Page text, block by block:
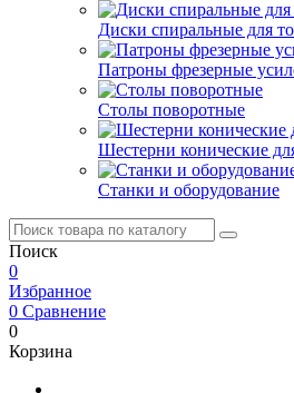
Диски спиральные для
Патроны фрезерные
Столы поворотные
Шестерни конические
Станки и оборудование
Поиск
0
Избранное
0 Сравнение
0
Корзина